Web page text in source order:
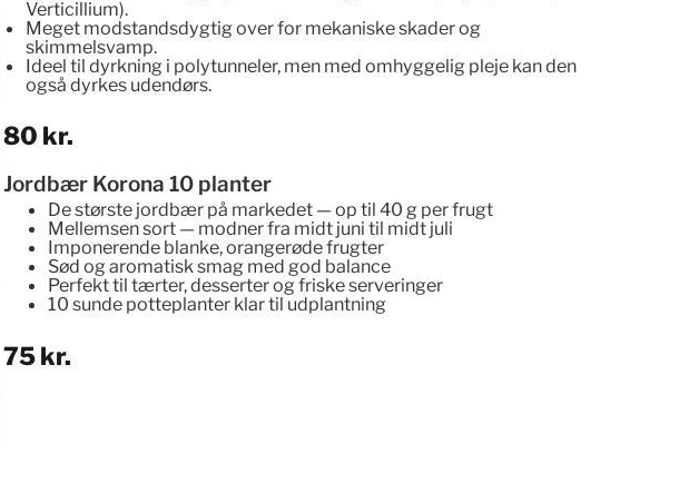
på oplysninger, der sendes
automatisk.
Sikre sikkerhed,
annoncering og indhold,
Gem og kommunikér
databeskyttelsesvalg.
Verticillium).
Meget modstandsdygtig over for mekaniske skader og
skimmelsvamp.
Ideel til dyrkning i polytunneler, men med omhyggelig pleje kan den
også dyrkes udendørs.
80 kr.
Jordbær Korona 10 planter
De største jordbær på markedet — op til 40 g per frugt
Mellemsen sort — modner fra midt juni til midt juli
Imponerende blanke, orangerøde frugter
Sød og aromatisk smag med god balance
Perfekt til tærter, desserter og friske serveringer
10 sunde potteplanter klar til udplantning
75kr.